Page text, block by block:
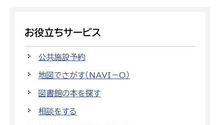
お役立ちサービス
公共施設予約
地図でさがす（NAVI－O）
図書館の本を探す
相談をする